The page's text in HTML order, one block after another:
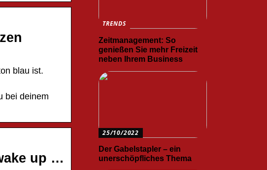
blau ist.
bei deinem
up …
TRENDS
Zeitmanagement: So
genießen Sie mehr Freizeit
neben Ihrem Business
25/10/2022
Der Gabelstapler – ein
unerschöpfliches Thema